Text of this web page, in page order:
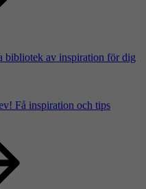
bibliotek av inspiration för dig
Få inspiration och tips